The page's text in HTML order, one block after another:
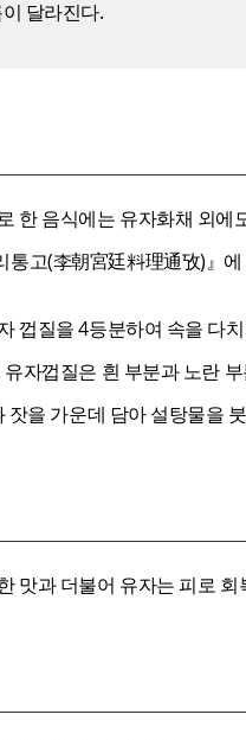
달라진다.
한 음식에는 유자화채 외
통고(李朝宮廷料理通攷)』
껍질을 4등분하여 속을 다
자껍질은 흰 부분과 노란
잣을 가운데 담아 설탕물을
맛과 더불어 유자는 피로